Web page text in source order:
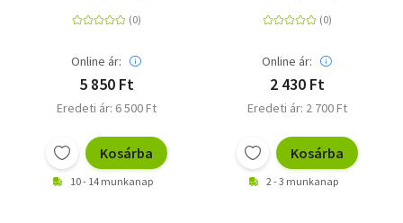
Online ár:
5 850 Ft
Eredeti ár: 6 500 Ft
Kosárba
10 - 14 munkanap
Online ár:
2 430 Ft
Eredeti ár: 2 700 Ft
Kosárba
2 - 3 munkanap